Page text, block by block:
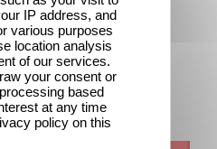
IP address, and
various purposes
location analysis
of our services.
your consent or
based
at any time
policy on this